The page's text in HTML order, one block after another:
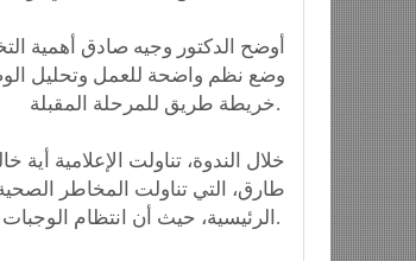
أوضح الدكتور وجيه صادق أهمية
وضع نظم واضحة للعمل وتحليل
خريطة طريق للمرحلة المقبلة.
خلال الندوة، تناولت الإعلامية
طارق، التي تناولت المخاطر
الرئيسية، حيث أن انتظام الوجبات يساعد في زيادة معدل حرق الدهون.